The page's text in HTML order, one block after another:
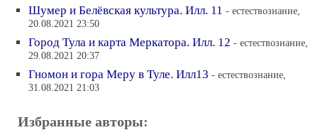
Шумер и Белёвская культура. Илл. 11 - естествознание,
20.08.2021 23:50
Город Тула и карта Меркатора. Илл. 12 - естествознание,
29.08.2021 20:37
Гномон и гора Меру в Туле. Илл13 - естествознание,
31.08.2021 21:03
Избранные авторы: